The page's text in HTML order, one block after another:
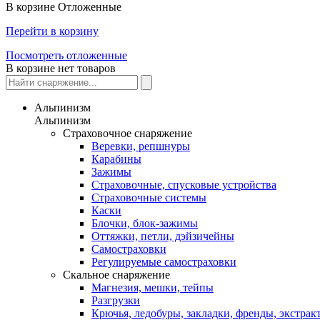
В корзине Отложенные
Перейти в корзину
Посмотреть отложенные
В корзине нет товаров
Альпинизм
Альпинизм
Страховочное снаряжение
Веревки, репшнуры
Карабины
Зажимы
Страховочные, спусковые устройства
Страховочные системы
Каски
Блочки, блок-зажимы
Оттяжки, петли, дэйзичейны
Самостраховки
Регулируемые самостраховки
Скальное снаряжение
Магнезия, мешки, тейпы
Разгрузки
Крючья, ледобуры, закладки, френды,